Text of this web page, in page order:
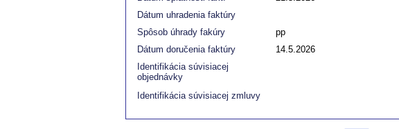
Dátum uhradenia faktúry
Spôsob úhrady fakúry
pp
Dátum doručenia faktúry
14.5.2026
Identifikácia súvisiacej
objednávky
Identifikácia súvisiacej zmluvy